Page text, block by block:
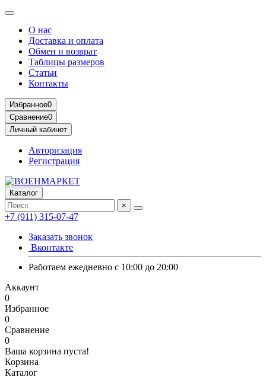
О нас
Доставка и оплата
Обмен и возврат
Таблицы размеров
Статьи
Контакты
Избранное0
Сравнение0
Личный кабинет
Авторизация
Регистрация
Каталог
×
+7 (911) 315-07-47
Заказать звонок
Вконтакте
Работаем ежедневно с 10:00 до 20:00
Аккаунт
0
Избранное
0
Сравнение
0
Ваша корзина пуста!
Корзина
Каталог